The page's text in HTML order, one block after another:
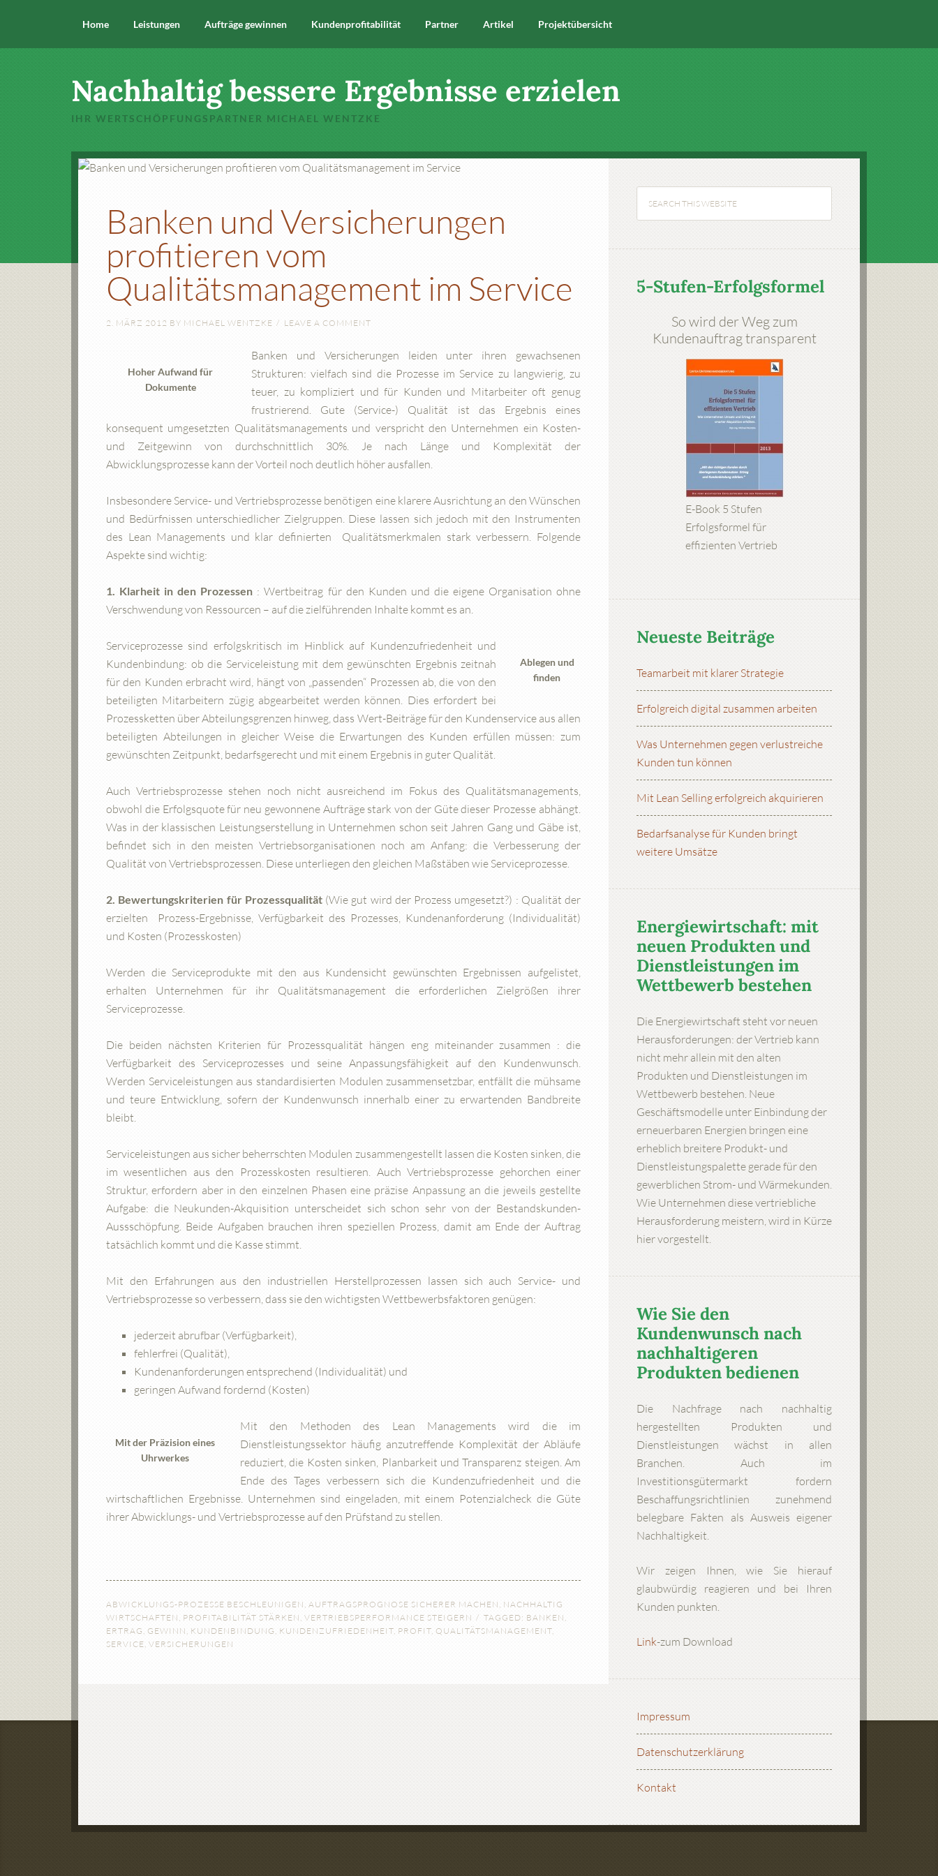
Home Leistungen Aufträge gewinnen Kundenprofitabilität Partner Artikel Projektübersicht
Nachhaltig bessere Ergebnisse erzielen
IHR WERTSCHÖPFUNGSPARTNER MICHAEL WENTZKE
Banken und Versicherungen
profitieren vom
Qualitätsmanagement im Service
2. MÄRZ 2012 BY MICHAEL WENTZKE LEAVE A COMMENT
Hoher Aufwand für
Dokumente
Banken und Versicherungen leiden unter ihren gewachsenen
Strukturen: vielfach sind die Prozesse im Service zu langwierig, zu
teuer, zu kompliziert und für Kunden und Mitarbeiter oft genug
frustrierend. Gute (Service-) Qualität ist das Ergebnis eines
konsequent umgesetzten Qualitätsmanagements und verspricht den Unternehmen ein Kosten-
und Zeitgewinn von durchschnittlich 30%. Je nach Länge und Komplexität der
Abwicklungsprozesse kann der Vorteil noch deutlich höher ausfallen.
Insbesondere Service- und Vertriebsprozesse benötigen eine klarere Ausrichtung an den Wünschen
und Bedürfnissen unterschiedlicher Zielgruppen. Diese lassen sich jedoch mit den Instrumenten
des Lean Managements und klar definierten Qualitätsmerkmalen stark verbessern. Folgende
Aspekte sind wichtig:
1. Klarheit in den Prozessen : Wertbeitrag für den Kunden und die eigene Organisation ohne
Verschwendung von Ressourcen – auf die zielführenden Inhalte kommt es an.
Ablegen und
finden
Serviceprozesse sind erfolgskritisch im Hinblick auf Kundenzufriedenheit und
Kundenbindung: ob die Serviceleistung mit dem gewünschten Ergebnis zeitnah
für den Kunden erbracht wird, hängt von „passenden“ Prozessen ab, die von den
beteiligten Mitarbeitern zügig abgearbeitet werden können. Dies erfordert bei
Prozessketten über Abteilungsgrenzen hinweg, dass Wert-Beiträge für den Kundenservice aus allen
beteiligten Abteilungen in gleicher Weise die Erwartungen des Kunden erfüllen müssen: zum
gewünschten Zeitpunkt, bedarfsgerecht und mit einem Ergebnis in guter Qualität.
Auch Vertriebsprozesse stehen noch nicht ausreichend im Fokus des Qualitätsmanagements,
obwohl die Erfolgsquote für neu gewonnene Aufträge stark von der Güte dieser Prozesse abhängt.
Was in der klassischen Leistungserstellung in Unternehmen schon seit Jahren Gang und Gäbe ist,
befindet sich in den meisten Vertriebsorganisationen noch am Anfang: die Verbesserung der
Qualität von Vertriebsprozessen. Diese unterliegen den gleichen Maßstäben wie Serviceprozesse.
2. Bewertungskriterien für Prozessqualität(Wie gut wird der Prozess umgesetzt?) : Qualität der
erzielten Prozess-Ergebnisse, Verfügbarkeit des Prozesses, Kundenanforderung (Individualität)
und Kosten (Prozesskosten)
Werden die Serviceprodukte mit den aus Kundensicht gewünschten Ergebnissen aufgelistet,
erhalten Unternehmen für ihr Qualitätsmanagement die erforderlichen Zielgrößen ihrer
Serviceprozesse.
Die beiden nächsten Kriterien für Prozessqualität hängen eng miteinander zusammen : die
Verfügbarkeit des Serviceprozesses und seine Anpassungsfähigkeit auf den Kundenwunsch.
Werden Serviceleistungen aus standardisierten Modulen zusammensetzbar, entfällt die mühsame
und teure Entwicklung, sofern der Kundenwunsch innerhalb einer zu erwartenden Bandbreite
bleibt.
Serviceleistungen aus sicher beherrschten Modulen zusammengestellt lassen die Kosten sinken, die
im wesentlichen aus den Prozesskosten resultieren. Auch Vertriebsprozesse gehorchen einer
Struktur, erfordern aber in den einzelnen Phasen eine präzise Anpassung an die jeweils gestellte
Aufgabe: die Neukunden-Akquisition unterscheidet sich schon sehr von der Bestandskunden-
Aussschöpfung. Beide Aufgaben brauchen ihren speziellen Prozess, damit am Ende der Auftrag
tatsächlich kommt und die Kasse stimmt.
Mit den Erfahrungen aus den industriellen Herstellprozessen lassen sich auch Service- und
Vertriebsprozesse so verbessern, dass sie den wichtigsten Wettbewerbsfaktoren genügen:
jederzeit abrufbar (Verfügbarkeit),
fehlerfrei (Qualität),
Kundenanforderungen entsprechend (Individualität) und
geringen Aufwand fordernd (Kosten)
Mit der Präzision eines
Uhrwerkes
Mit den Methoden des Lean Managements wird die im
Dienstleistungssektor häufig anzutreffende Komplexität der Abläufe
reduziert, die Kosten sinken, Planbarkeit und Transparenz steigen. Am
Ende des Tages verbessern sich die Kundenzufriedenheit und die
wirtschaftlichen Ergebnisse. Unternehmen sind eingeladen, mit einem Potenzialcheck die Güte
ihrer Abwicklungs- und Vertriebsprozesse auf den Prüfstand zu stellen.
ABWICKLUNGS-PROZESSE BESCHLEUNIGEN , AUFTRAGSPROGNOSE SICHERER MACHEN , NACHHALTIG
WIRTSCHAFTEN , PROFITABILITÄT STÄRKEN , VERTRIEBSPERFORMANCE STEIGERN TAGGED: BANKEN ,
ERTRAG , GEWINN , KUNDENBINDUNG , KUNDENZUFRIEDENHEIT, PROFIT, QUALITÄTSMANAGEMENT,
SERVICE, VERSICHERUNGEN
5-Stufen-Erfolgsformel
So wird der Weg zum
Kundenauftrag transparent
E-Book 5 Stufen
Erfolgsformel für
effizienten Vertrieb
Neueste Beiträge
Teamarbeit mit klarer Strategie
Erfolgreich digital zusammen arbeiten
Was Unternehmen gegen verlustreiche
Kunden tun können
Mit Lean Selling erfolgreich akquirieren
Bedarfsanalyse für Kunden bringt
weitere Umsätze
Energiewirtschaft: mit
neuen Produkten und
Dienstleistungen im
Wettbewerb bestehen
Die Energiewirtschaft steht vor neuen
Herausforderungen: der Vertrieb kann
nicht mehr allein mit den alten
Produkten und Dienstleistungen im
Wettbewerb bestehen. Neue
Geschäftsmodelle unter Einbindung der
erneuerbaren Energien bringen eine
erheblich breitere Produkt- und
Dienstleistungspalette gerade für den
gewerblichen Strom- und Wärmekunden.
Wie Unternehmen diese vertriebliche
Herausforderung meistern, wird in Kürze
hier vorgestellt.
Wie Sie den
Kundenwunsch nach
nachhaltigeren
Produkten bedienen
Die Nachfrage nach nachhaltig
hergestellten Produkten und
Dienstleistungen wächst in allen
Branchen. Auch im
Investitionsgütermarkt fordern
Beschaffungsrichtlinien zunehmend
belegbare Fakten als Ausweis eigener
Nachhaltigkeit.
Wir zeigen Ihnen, wie Sie hierauf
glaubwürdig reagieren und bei Ihren
Kunden punkten.
Link-zum Download
Impressum
Datenschutzerklärung
Kontakt